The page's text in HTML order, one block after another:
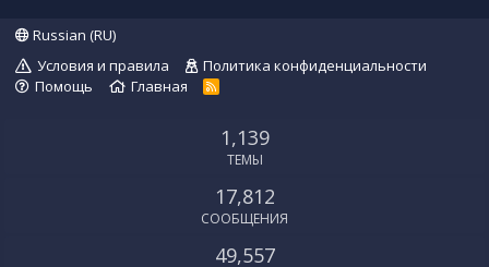
Russian (RU)
Условия и правила
Политика конфиденциальности
Помощь
Главная
R
1,139
ТЕМЫ
17,812
СООБЩЕНИЯ
49,557